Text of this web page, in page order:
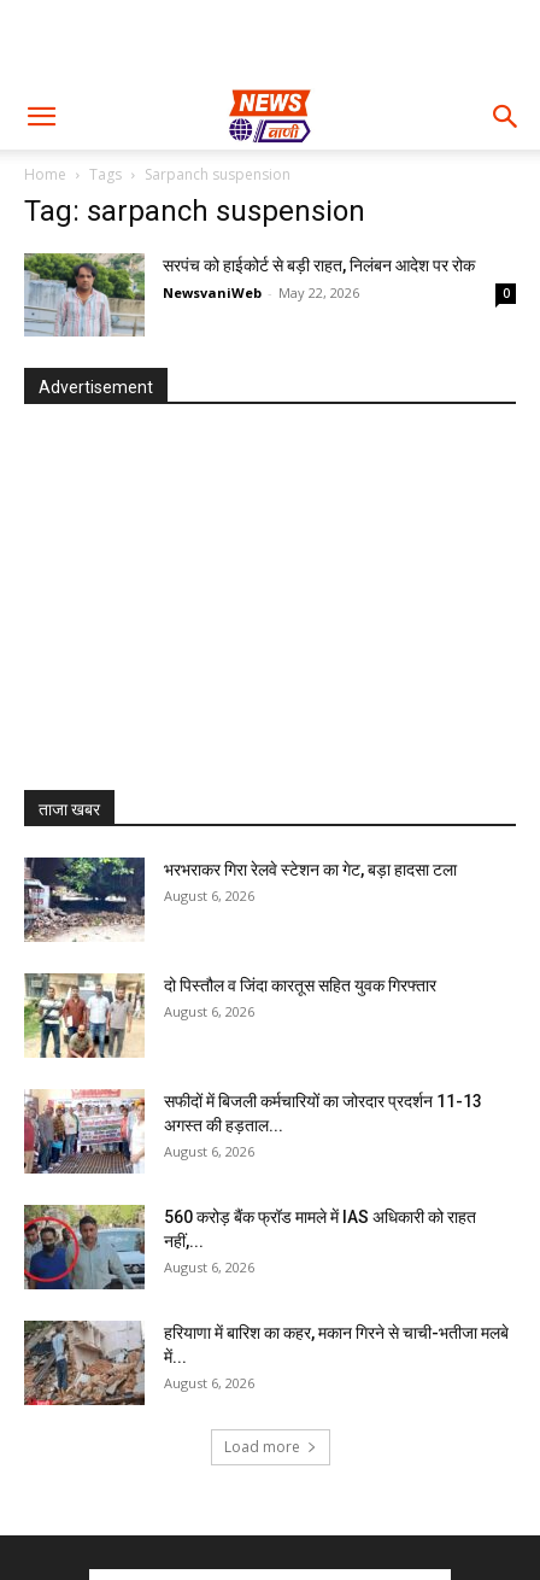
Home Tags Sarpanch suspension
Tag: sarpanch suspension
सरपंच को हाईकोर्ट से बड़ी राहत, निलंबन आदेश पर रोक
NewsvaniWeb - May 22, 2026 0
Advertisement
ताजा खबर
भरभराकर गिरा रेलवे स्टेशन का गेट, बड़ा हादसा टला
August 6, 2026
दो पिस्तौल व जिंदा कारतूस सहित युवक गिरफ्तार
August 6, 2026
सफीदों में बिजली कर्मचारियों का जोरदार प्रदर्शन 11-13
अगस्त की हड़ताल...
August 6, 2026
₹560 करोड़ बैंक फ्रॉड मामले में IAS अधिकारी को राहत
नहीं,...
August 6, 2026
हरियाणा में बारिश का कहर, मकान गिरने से चाची-भतीजा मलबे
में...
August 6, 2026
Load more